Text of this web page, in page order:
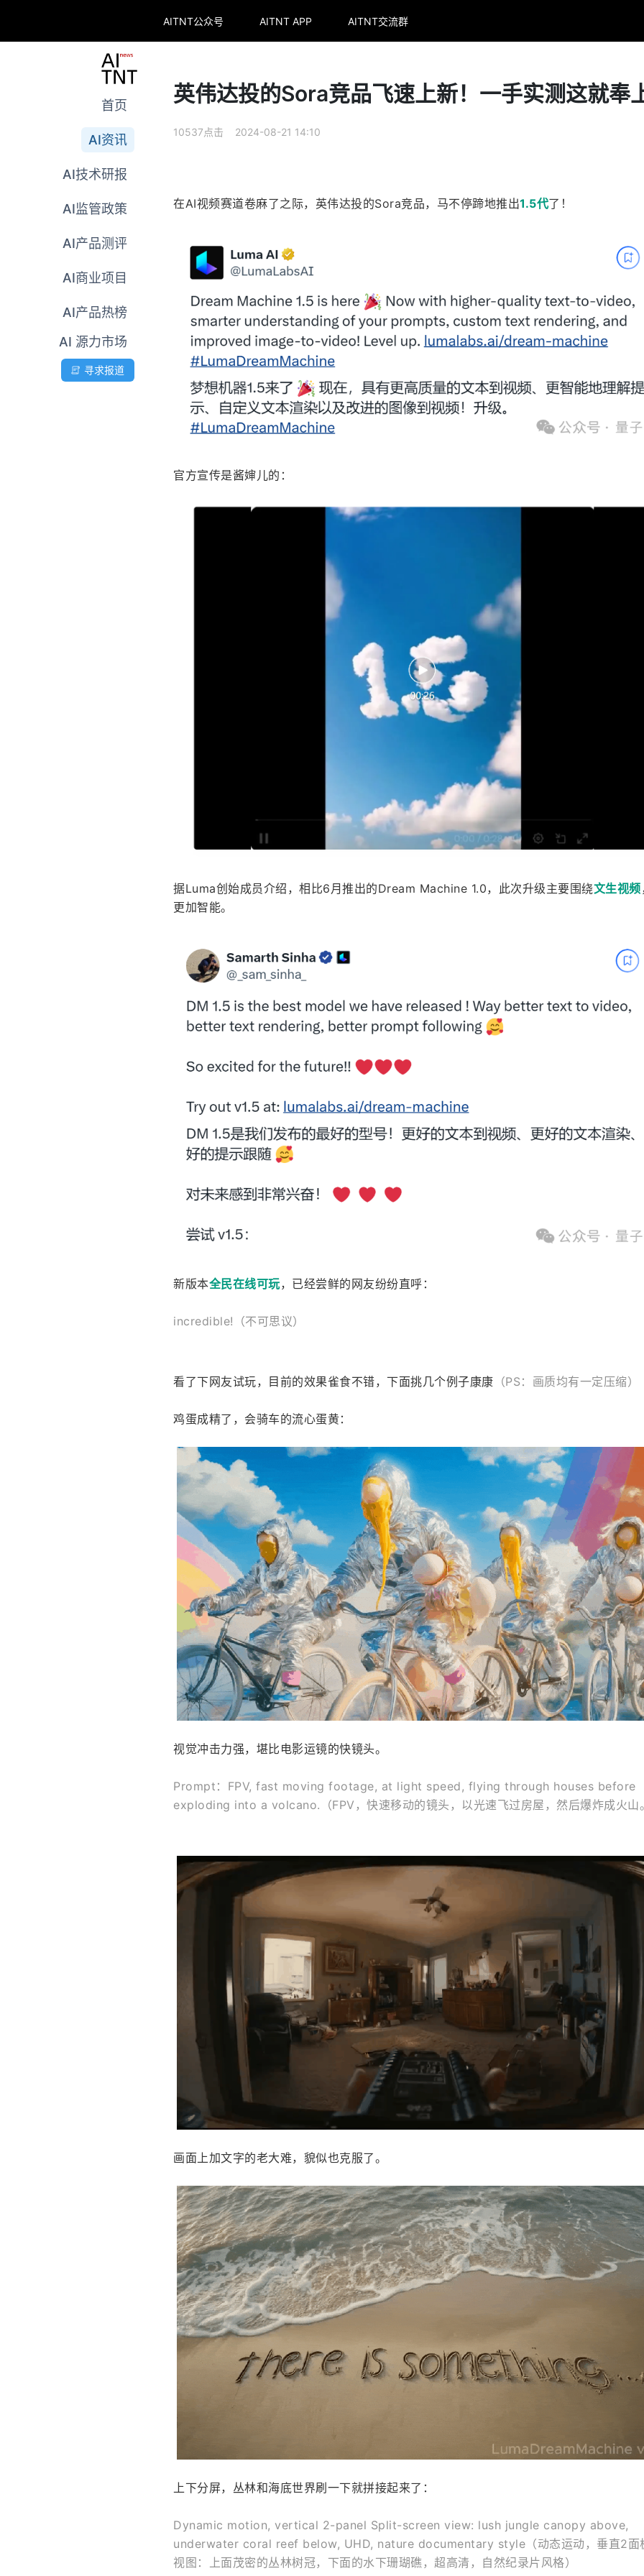
AITNT公众号 AITNT APP AITNT交流群
首页
AI资讯
AI技术研报
AI监管政策
AI产品测评
AI商业项目
AI产品热榜
AI 源力市场
寻求报道
英伟达投的Sora竞品飞速上新！一手实测这就奉
10537点击 2024-08-21 14:10
在AI视频赛道卷麻了之际，英伟达投的Sora竞品，马不停蹄地推出1.5代了！
官方宣传是酱婶儿的：
据Luma创始成员介绍，相比6月推出的Dream Machine 1.0，此次升级主要围绕文生视频
更加智能。
新版本全民在线可玩，已经尝鲜的网友纷纷直呼：
incredible!（不可思议）
看了下网友试玩，目前的效果雀食不错，下面挑几个例子康康 （PS：画质均有一定压缩）
鸡蛋成精了，会骑车的流心蛋黄：
视觉冲击力强，堪比电影运镜的快镜头。
Prompt：FPV, fast moving footage, at light speed, flying through houses before
exploding into a volcano.（FPV，快速移动的镜头，以光速飞过房屋，然后爆炸成火山
画面上加文字的老大难，貌似也克服了。
上下分屏，丛林和海底世界刷一下就拼接起来了：
Dynamic motion, vertical 2-panel Split-screen view: lush jungle canopy above,
underwater coral reef below, UHD, nature documentary style（动态运动，垂直2面
视图：上面茂密的丛林树冠，下面的水下珊瑚礁，超高清，自然纪录片风格）